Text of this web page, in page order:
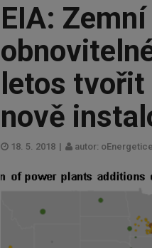
EIA:
letos
nově
18. 5. 2018 | autor: